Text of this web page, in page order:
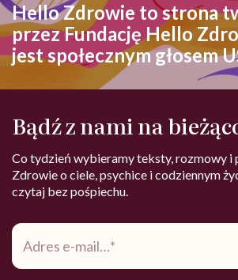
Hello Zdrowie to strona
przez Fundację Hello
jest społecznym głosem
Bądź z nami na
Co tydzień wybieramy teksty, rozmowy i
Zdrowie o ciele, psychice i codziennym
czytaj bez pośpiechu.
Adres
mail*